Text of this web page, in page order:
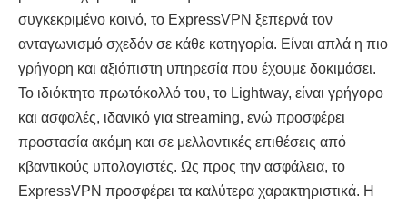
συγκεκριμένο κοινό, το ExpressVPN ξεπερνά τον
ανταγωνισμό σχεδόν σε κάθε κατηγορία. Είναι απλά η πιο
γρήγορη και αξιόπιστη υπηρεσία που έχουμε δοκιμάσει.
Το ιδιόκτητο πρωτόκολλό του, το Lightway, είναι γρήγορο
και ασφαλές, ιδανικό για streaming, ενώ προσφέρει
προστασία ακόμη και σε μελλοντικές επιθέσεις από
κβαντικούς υπολογιστές. Ως προς την ασφάλεια, το
ExpressVPN προσφέρει τα καλύτερα χαρακτηριστικά. Η